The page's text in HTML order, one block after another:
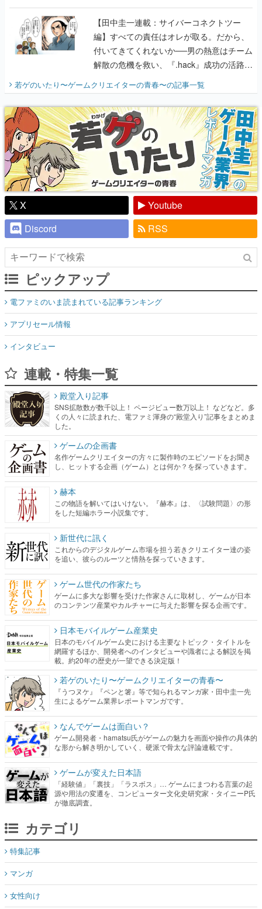
付いてきてくれないか──男の熱意はチーム
解散の危機を救い、『.hack』成功の活路を
開く。業界の快男児・松山 洋に流れる血は
『少年ジャンプ』色だった【若ゲのいた
り】
若ゲのいたり〜ゲームクリエイターの青春〜の記事一覧
X
Youtube
Discord
RSS
ピックアップ
電ファミのいま読まれている記事ランキング
アプリセール情報
インタビュー
連載・特集一覧
くの人々に読まれた、電ファミ渾身の“殿堂入り”記事をまとめま
した。
ゲームの企画書
名作ゲームクリエイターの方々に製作時のエピソードをお聞き
し、ヒットする企画（ゲーム）とは何か？を探っていきます。
赫本
この物語を解いてはいけない。『赫本』は、〈試験問題〉の形
をした短編ホラー小説集です。
新世代に訊く
これからのデジタルゲーム市場を担う若きクリエイター達の姿
を追い、彼らのルーツと情熱を探っていきます。
ゲーム世代の作家たち
ゲームに多大な影響を受けた作家さんに取材し、ゲームが日本
のコンテンツ産業やカルチャーに与えた影響を探る企画です。
日本モバイルゲーム産業史
日本のモバイルゲーム史における主要なトピック・タイトルを
網羅するほか、開発者へのインタビューや識者による解説を掲
若ゲのいたり〜ゲームクリエイターの青春〜
『うつヌケ』『ペンと箸』等で知られるマンガ家・田中圭一先
生によるゲーム業界レポートマンガです。
なんでゲームは面白い？
ゲーム開発者・hamatsu氏がゲームの魅力を画面や操作の具体的
な形から解き明かしていく、硬派で骨太な評論連載です。
ゲームが変えた日本語
「経験値」「裏技」「ラスボス」… ゲームにまつわる言葉の起
源や用法の変遷を、コンピューター文化史研究家・タイニーP氏
カテゴリ
マンガ
女性向け
アプリレビュー
その他